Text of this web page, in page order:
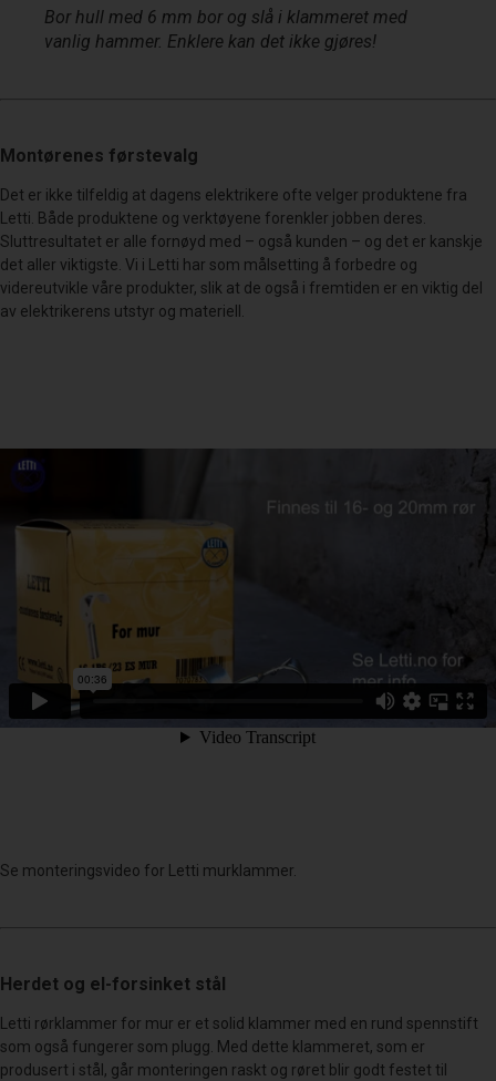
Bor hull med 6 mm bor og slå i klammeret med
vanlig hammer. Enklere kan det ikke gjøres!
Montørenes førstevalg
Det er ikke tilfeldig at dagens elektrikere ofte velger produktene fra
Letti. Både produktene og verktøyene forenkler jobben deres.
Sluttresultatet er alle fornøyd med – også kunden – og det er kanskje
det aller viktigste. Vi i Letti har som målsetting å forbedre og
videreutvikle våre produkter, slik at de også i fremtiden er en viktig del
av elektrikerens utstyr og materiell.
Se monteringsvideo for Letti murklammer.
Herdet og el-forsinket stål
Letti rørklammer for mur er et solid klammer med en rund spennstift
som også fungerer som plugg. Med dette klammeret, som er
produsert i stål, går monteringen raskt og røret blir godt festet til